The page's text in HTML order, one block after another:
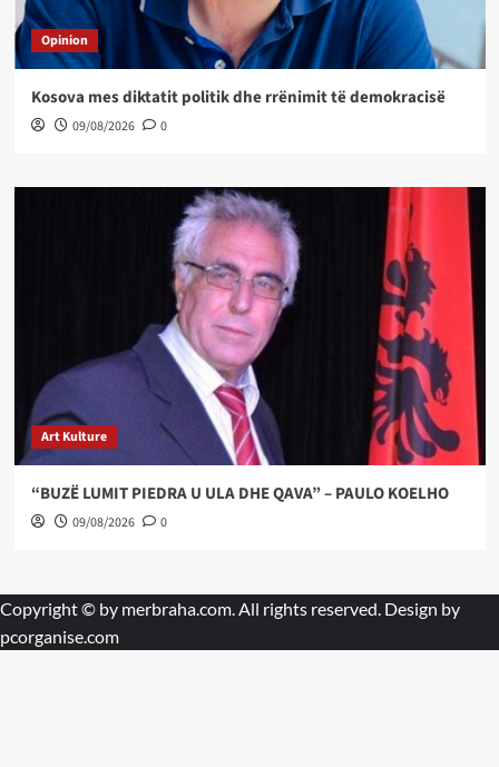
Opinion
Kosova mes diktatit politik dhe rrënimit të demokracisë
09/08/2026 0
Art Kulture
“BUZË LUMIT PIEDRA U ULA DHE QAVA” – PAULO KOELHO
09/08/2026 0
Copyright © by merbraha.com. All rights reserved. Design by
pcorganise.com